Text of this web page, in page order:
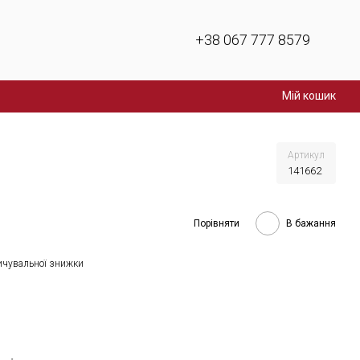
+38 067 777 8579
Мій кошик
Артикул
141662
Порівняти В бажання
знижки